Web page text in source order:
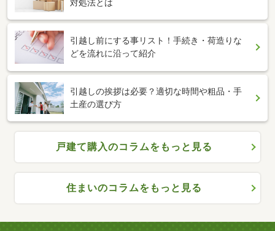
対処法とは
引越し前にする事リスト！手続き・荷造りな
どを流れに沿って紹介
引越しの挨拶は必要？適切な時間や粗品・手
土産の選び方
戸建て購入のコラムをもっと見る
住まいのコラムをもっと見る